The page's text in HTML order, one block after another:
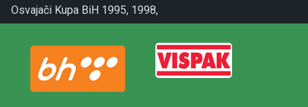
Osvajači Kupa BiH 1995, 1998,
2001.